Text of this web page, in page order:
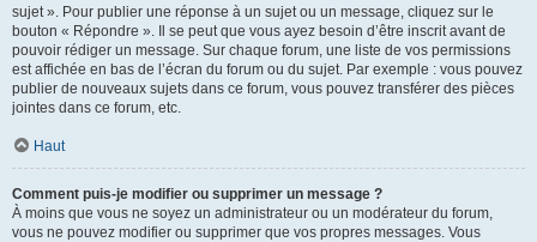
sujet ». Pour publier une réponse à un sujet ou un message, cliquez sur le
bouton « Répondre ». Il se peut que vous ayez besoin d’être inscrit avant de
pouvoir rédiger un message. Sur chaque forum, une liste de vos permissions
est affichée en bas de l’écran du forum ou du sujet. Par exemple : vous pouvez
publier de nouveaux sujets dans ce forum, vous pouvez transférer des pièces
jointes dans ce forum, etc.
Haut
Comment puis-je modifier ou supprimer un message ?
À moins que vous ne soyez un administrateur ou un modérateur du forum,
vous ne pouvez modifier ou supprimer que vos propres messages. Vous